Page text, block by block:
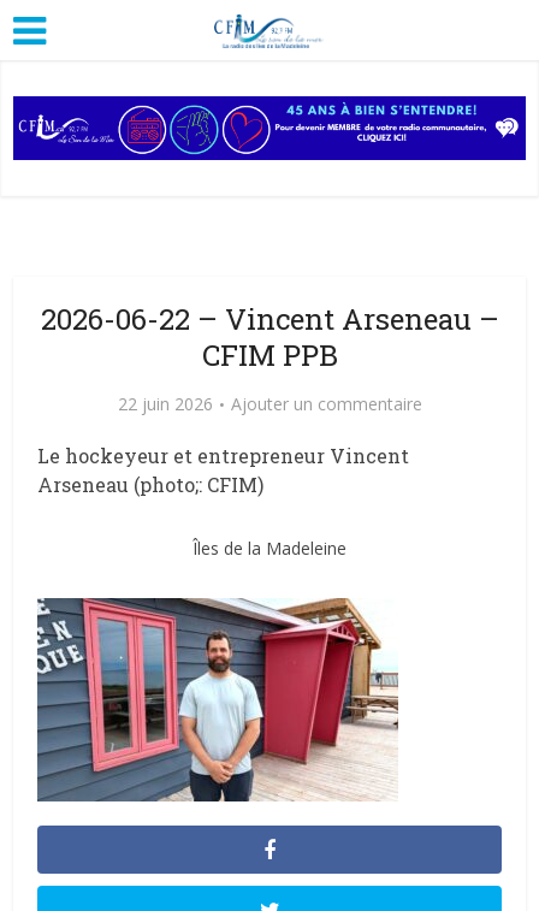
2026-06-22 – Vincent Arseneau –
CFIM PPB
22 juin 2026 Ajouter un commentaire
Le hockeyeur et entrepreneur Vincent
Arseneau (photo;: CFIM)
Îles de la Madeleine